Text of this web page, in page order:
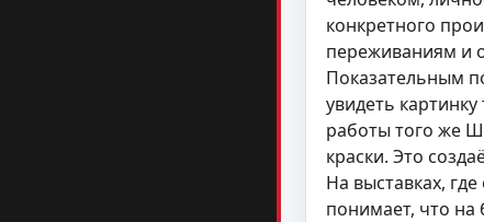
конкретного
переживаниям и
Показательным
увидеть
работы того же
краски. Это
На выставках,
понимает, что на